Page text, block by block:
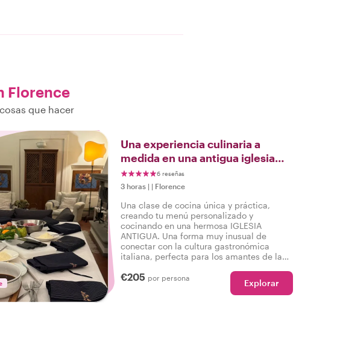
Florence
que hacer
Una experiencia culinaria a
medida en una antigua iglesia
rural
6 reseñas
3 horas | | Florence
Una clase de cocina única y práctica,
creando tu menú personalizado y
cocinando en una hermosa IGLESIA
ANTIGUA. Una forma muy inusual de
conectar con la cultura gastronómica
italiana, perfecta para los amantes de la
auténtica con atención a la calidad y el
€205 por persona Explorar